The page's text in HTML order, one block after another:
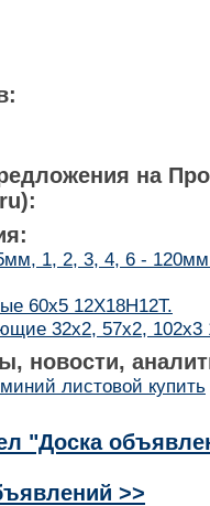
на
1, 2, 3, 4, 6 -
60х5 12Х18Н12Т.
32х2, 57х2, 102х3
новости,
листовой купить
"Доска
>>